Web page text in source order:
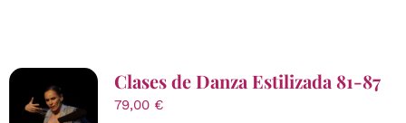
Clases de Danza Estilizada 81-87
79,00 €